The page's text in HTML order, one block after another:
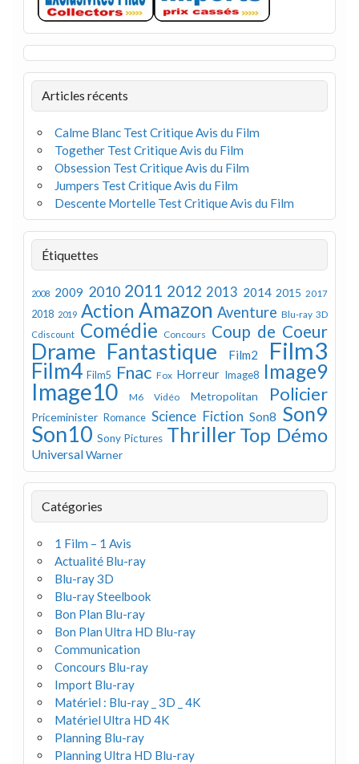
Articles récents
Calme Blanc Test Critique Avis du Film
Together Test Critique Avis du Film
Obsession Test Critique Avis du Film
Jumpers Test Critique Avis du Film
Descente Mortelle Test Critique Avis du Film
Étiquettes
2008 2009 2010 2011 2012 2013 2014 2015 2017
2018 2019 Action Amazon Aventure Blu-ray 3D
Cdiscount Comédie Concours Coup de Coeur
Drame Fantastique Film2 Film3
Film4 Film5 Fnac Fox Horreur Image8 Image9
Image10 M6 Vidéo Metropolitan Policier
Priceminister Romance Science Fiction Son8 Son9
Son10 Sony Pictures Thriller Top Démo
UniversalWarner
Catégories
1 Film – 1 Avis
Actualité Blu-ray
Blu-ray 3D
Blu-ray Steelbook
Bon Plan Blu-ray
Bon Plan Ultra HD Blu-ray
Communication
Concours Blu-ray
Import Blu-ray
Matériel : Blu-ray _ 3D _ 4K
Matériel Ultra HD 4K
Planning Blu-ray
Planning Ultra HD Blu-ray